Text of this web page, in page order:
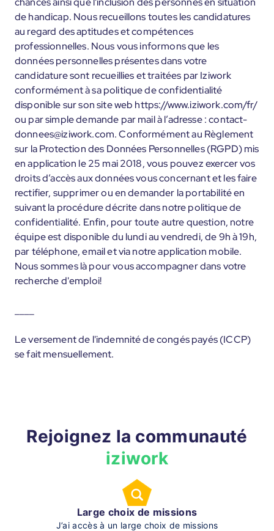
de handicap. Nous recueillons toutes les candidatures
au regard des aptitudes et compétences
professionnelles. Nous vous informons que les
données personnelles présentes dans votre
candidature sont recueillies et traitées par Iziwork
conformément à sa politique de confidentialité
disponible sur son site web https://www.iziwork.com/fr/
ou par simple demande par mail à l’adresse : contact-
donnees@iziwork.com. Conformément au Règlement
sur la Protection des Données Personnelles (RGPD) mis
en application le 25 mai 2018, vous pouvez exercer vos
droits d’accès aux données vous concernant et les faire
rectifier, supprimer ou en demander la portabilité en
suivant la procédure décrite dans notre politique de
confidentialité. Enfin, pour toute autre question, notre
équipe est disponible du lundi au vendredi, de 9h à 19h,
par téléphone, email et via notre application mobile.
Nous sommes là pour vous accompagner dans votre
recherche d'emploi!
Le versement de l'indemnité de congés payés (ICCP)
se fait mensuellement.
Rejoignez la communauté
iziwork
Large choix de missions
J’ai accès à un large choix de missions